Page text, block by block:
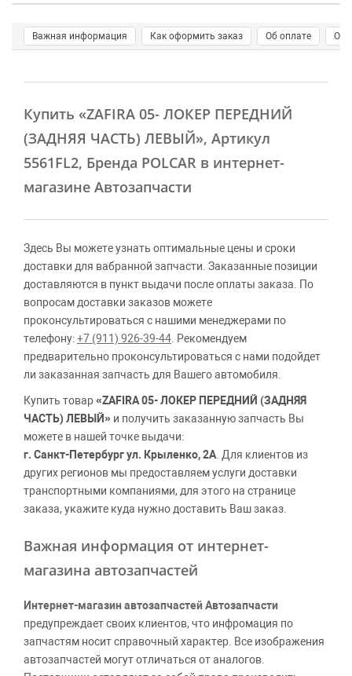
Важная информация Как оформить заказ Об оплате О
Купить «ZAFIRA 05- ЛОКЕР ПЕРЕДНИЙ
(ЗАДНЯЯ ЧАСТЬ) ЛЕВЫЙ», Артикул
5561FL2, Бренда POLCAR в интернет-
магазине Автозапчасти
Здесь Вы можете узнать оптимальные цены и сроки
доставки для вабранной запчасти. Заказанные позиции
доставляются в пункт выдачи после оплаты заказа. По
вопросам доставки заказов можете
проконсультироваться с нашими менеджерами по
телефону:+7 (911) 926-39-44 . Рекомендуем
предварительно проконсультироваться с нами подойдет
ли заказанная запчасть для Вашего автомобиля.
Купить товар«ZAFIRA 05- ЛОКЕР ПЕРЕДНИЙ (ЗАДНЯЯ
ЧАСТЬ) ЛЕВЫЙ» и получить заказанную запчасть Вы
можете в нашей точке выдачи:
г. Санкт-Петербург ул. Крыленко, 2А . Для клиентов из
других регионов мы предоставляем услуги доставки
транспортными компаниями, для этого на странице
заказа, укажите куда нужно доставить Ваш заказ.
Важная информация от интернет-
магазина автозапчастей
Интернет-магазин автозапчастей Автозапчасти
предупреждает своих клиентов, что инфромация по
запчастям носит справочный характер. Все изображения
автозапчастей могут отличаться от аналогов.